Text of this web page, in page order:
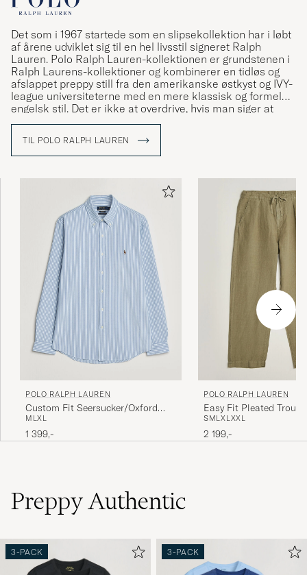
Det som i 1967 startede som en slipsekollektion har i løbt
af årene udviklet sig til en hel livsstil signeret Ralph
Lauren. Polo Ralph Lauren-kollektionen er grundstenen i
Ralph Laurens-kollektioner og kombinerer en tidløs og
afslappet preppy still fra den amerikanske østkyst og IVY-
league universiteterne med en mere klassisk og formel
engelsk stil. Det er ikke at overdrive, hvis man siger at
Ralph Lauren har været med til at definere den
TIL POLO RALPH LAUREN
POLO RALPH LAUREN
Custom Fit Seersucker/Oxford
Stripe Shirt Blue
M LXL
1 399,-
POLO RALPH LAUREN
Easy Fit Pleated
Green
SMLXLXXL
2 199,-
Preppy Authentic
3-PACK 3-PACK